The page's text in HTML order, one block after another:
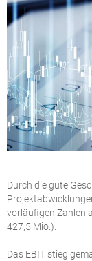
Durch die gute
vorläufigen Zahlen
427,5 Mio.).
Das EBIT stieg